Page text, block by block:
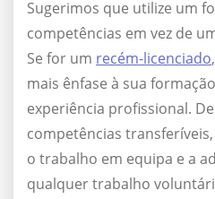
Sugerimos que utilize um
competências em vez de
Se for um recém-licenciado
mais ênfase à sua
experiência profissional.
competências
o trabalho em equipa e a
qualquer trabalho